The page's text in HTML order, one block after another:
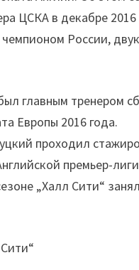
ЦСКА в декабре
России,
главным тренером
Европы 2016 года.
проходил
премьер-
„Халл Сити“